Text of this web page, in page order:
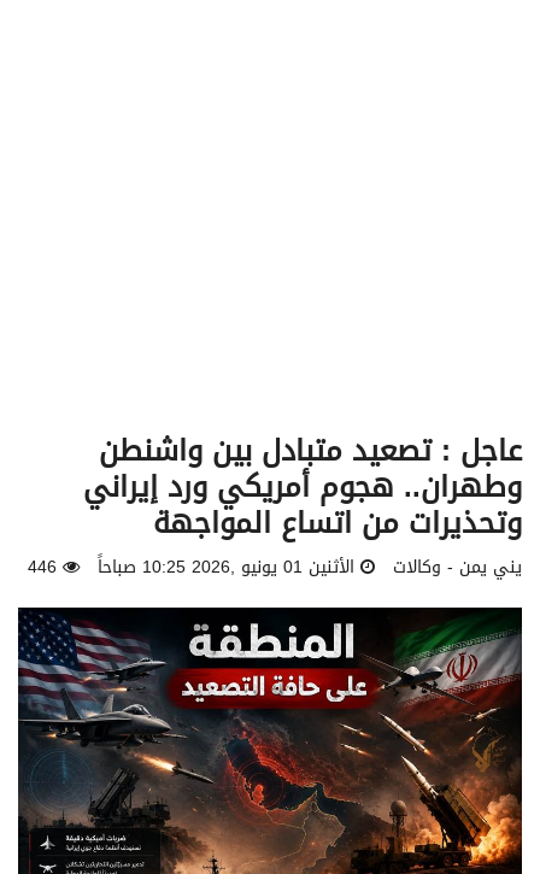
عاجل : تصعيد متبادل بين واشنطن
وطهران.. هجوم أمريكي ورد إيراني
وتحذيرات من اتساع المواجهة
يني يمن - وكالات الأثنين 01 يونيو ,2026 10:25 صباحاً 446